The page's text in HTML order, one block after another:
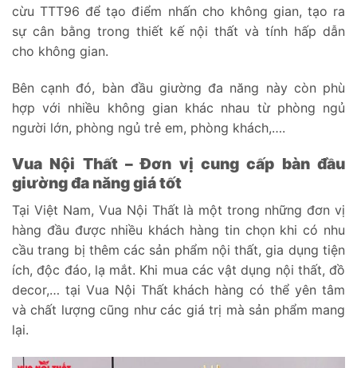
cừu TTT96 để tạo điểm nhấn cho không gian, tạo ra
sự cân bằng trong thiết kế nội thất và tính hấp dẫn
cho không gian.
Bên cạnh đó, bàn đầu giường đa năng này còn phù
hợp với nhiều không gian khác nhau từ phòng ngủ
người lớn, phòng ngủ trẻ em, phòng khách,….
Vua Nội Thất – Đơn vị cung cấp bàn đầu
giường đa năng giá tốt
Tại Việt Nam, Vua Nội Thất là một trong những đơn vị
hàng đầu được nhiều khách hàng tin chọn khi có nhu
cầu trang bị thêm các sản phẩm nội thất, gia dụng tiện
ích, độc đáo, lạ mắt. Khi mua các vật dụng nội thất, đồ
decor,… tại Vua Nội Thất khách hàng có thể yên tâm
và chất lượng cũng như các giá trị mà sản phẩm mang
lại.